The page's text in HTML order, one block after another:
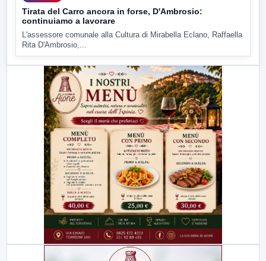
Tirata del Carro ancora in forse, D'Ambrosio:
continuiamo a lavorare
L'assessore comunale alla Cultura di Mirabella Eclano, Raffaella
Rita D'Ambrosio,...